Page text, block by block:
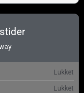
Lukket
Lukket